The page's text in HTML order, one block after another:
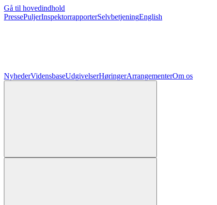
Gå til hovedindhold
PressePuljerInspektorrapporterSelvbetjeningEnglish
NyhederVidensbaseUdgivelserHøringerArrangementerOm os